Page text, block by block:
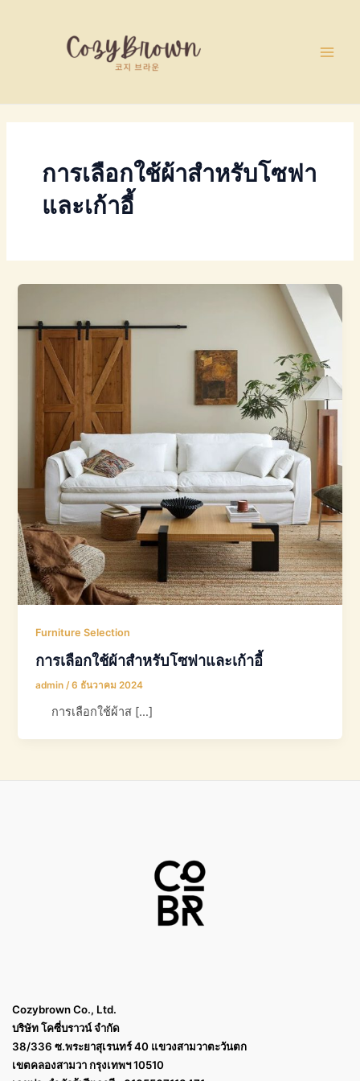
การเลือกใช้ผ้าสำหรับโซฟา
และเก้าอี้
Furniture Selection
การเลือกใช้ผ้าสำหรับโซฟาและเก้าอี้
admin/6 ธันวาคม 2024
การเลือกใช้ผ้าส […]
Cozybrown Co., Ltd.
บริษัท โคซี่บราวน์ จำกัด
38/336 ซ.พระยาสุเรนทร์ 40 แขวงสามวาตะวันตก
เขตคลองสามวา กรุงเทพฯ 10510